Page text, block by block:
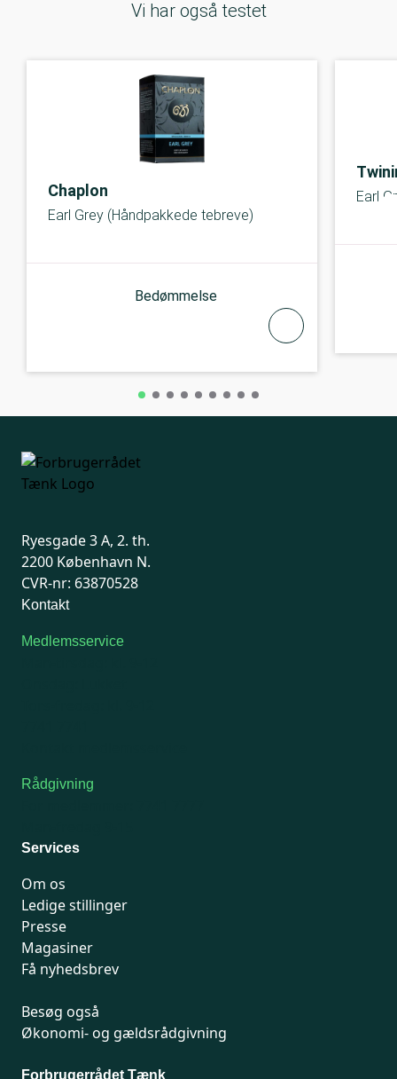
Vi har også testet
Chaplon
Earl Grey (Håndpakkede tebreve)
Bedømmelse
Earl
Ryesgade 3 A, 2. th.
2200 København N.
CVR-nr: 63870528
Kontakt
Medlemsservice
Rådgivning
Services
Om os
Ledige stillinger
Presse
Magasiner
Få nyhedsbrev
Besøg også
Økonomi- og gældsrådgivning
Forbrugerrådet Tænk